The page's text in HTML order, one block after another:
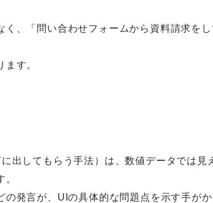
、「問い合わせフォームから資料請求をし
す。
出してもらう手法）は、数値データでは見
の発言が、UIの具体的な問題点を示す手がか